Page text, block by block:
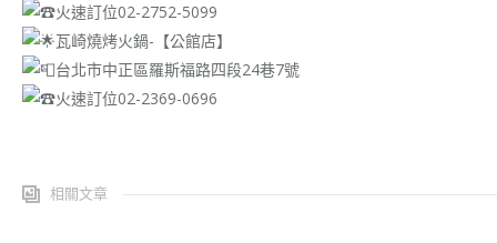
火速訂位02-2752-5099
瓦崎燒烤火鍋-【公館店】
台北市中正區羅斯福路四段24巷7號
火速訂位02-2369-0696
相關文章